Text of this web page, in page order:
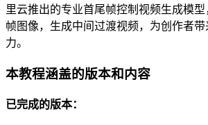
里云推出的专业首尾帧控制视频生成模
帧图像，生成中间过渡视频，为创作者带
力。
本教程涵盖的版本和内容
已完成的版本：